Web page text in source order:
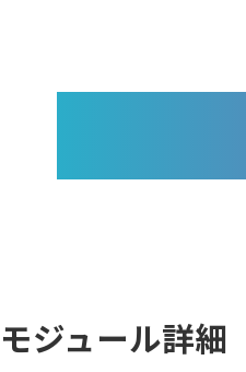
ジュール詳細